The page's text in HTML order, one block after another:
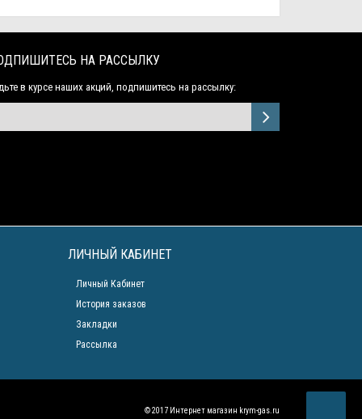
НА РАССЫЛКУ
в курсе наших акций, подпишитесь на рассылку:
ЛИЧНЫЙ КАБИНЕТ
Личный Кабинет
История заказов
Закладки
Рассылка
© 2017 Интернет магазин krym-gas.ru